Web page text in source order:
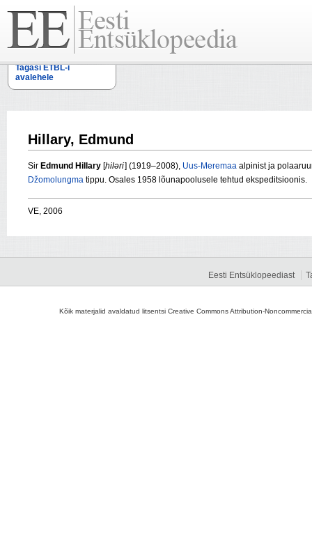
Tagasi ETBL-i
avalehele
Hillary, Edmund
Sir Edmund Hillary [hilәri] (1919–2008), Uus-Meremaa alpinist ja
Džomolungma tippu. Osales 1958 lõunapoolusele tehtud ekspeditsioonis.
VE, 2006
Eesti Entsüklopeediast
Kõik materjalid avaldatud litsentsi Creative Commons Attribution-